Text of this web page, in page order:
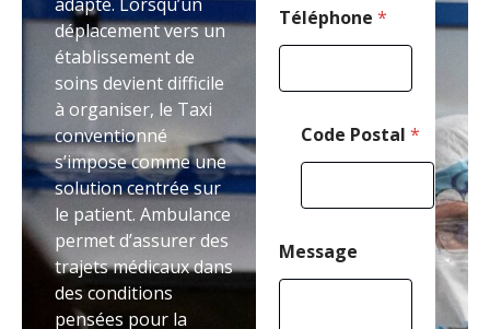
adapté. Lorsqu’un
déplacement vers un
établissement de
soins devient difficile
à organiser, le Taxi
conventionné
s’impose comme une
solution centrée sur
le patient. Ambulance
permet d’assurer des
trajets médicaux dans
des conditions
pensées pour la
N
Téléphone *
Code Postal *
Message